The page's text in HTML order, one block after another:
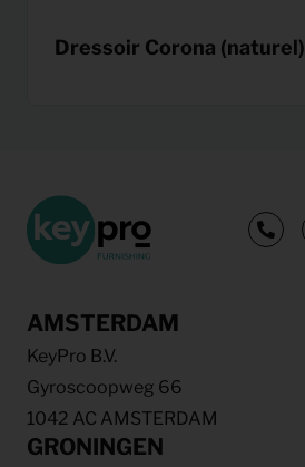
Dressoir Corona (naturel)
AMSTERDAM
KeyPro B.V.
Gyroscoopweg 66
1042 AC AMSTERDAM
GRONINGEN